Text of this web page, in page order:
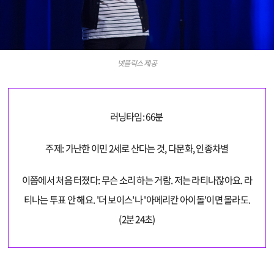
넷플릭스 제공
러닝타임: 66분
주제: 가난한 이민 2세로 산다는 것, 다문화, 인종차별
이쯤에서 처음 터졌다: 무슨 소리 하는 거람. 저는 라티나잖아요. 라
티나는 투표 안 해요. '더 보이스'나 '아메리칸 아이돌'이면 몰라도.
(2분 24초)